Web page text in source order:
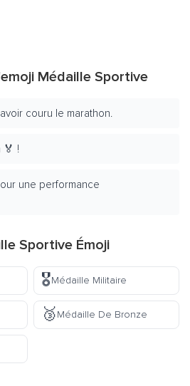
Médaille Sportive
couru le marathon.
🏅 !
une performance
Sportive Émoji
🎖️Médaille Militaire
🥉Médaille De Bronze